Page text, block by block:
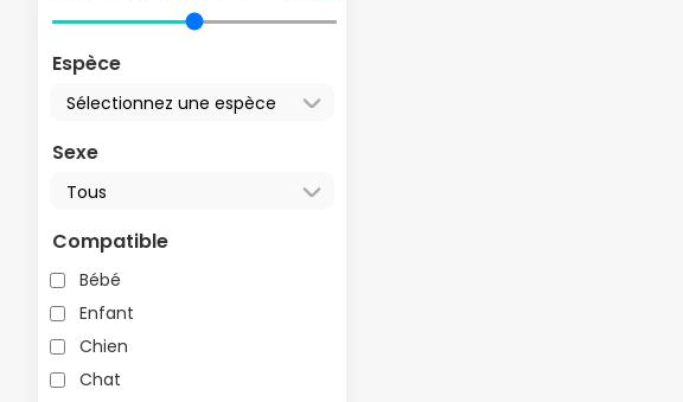
Espèce
Sexe
Compatible
Bébé
Enfant
Chien
Chat